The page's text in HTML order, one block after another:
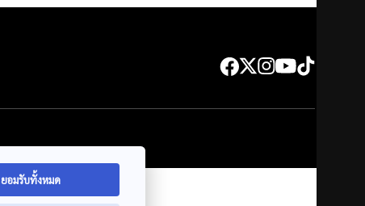
ยอมรับทั้งหมด